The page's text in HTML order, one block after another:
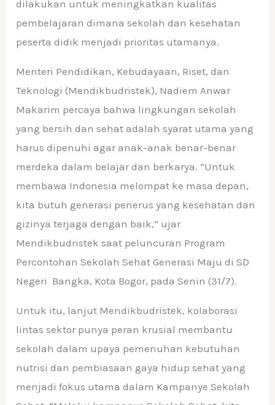
dilakukan untuk meningkatkan kualitas
pembelajaran dimana sekolah dan kesehatan
peserta didik menjadi prioritas utamanya.
Menteri Pendidikan, Kebudayaan, Riset, dan
Teknologi (Mendikbudristek), Nadiem Anwar
Makarim percaya bahwa lingkungan sekolah
yang bersih dan sehat adalah syarat utama yang
harus dipenuhi agar anak-anak benar-benar
merdeka dalam belajar dan berkarya. “Untuk
membawa Indonesia melompat ke masa depan,
kita butuh generasi penerus yang kesehatan dan
gizinya terjaga dengan baik,” ujar
Mendikbudristek saat peluncuran Program
Percontohan Sekolah Sehat Generasi Maju di SD
Negeri Bangka, Kota Bogor, pada Senin (31/7).
Untuk itu, lanjut Mendikbudristek, kolaborasi
lintas sektor punya peran krusial membantu
sekolah dalam upaya pemenuhan kebutuhan
nutrisi dan pembiasaan gaya hidup sehat yang
menjadi fokus utama dalam Kampanye Sekolah